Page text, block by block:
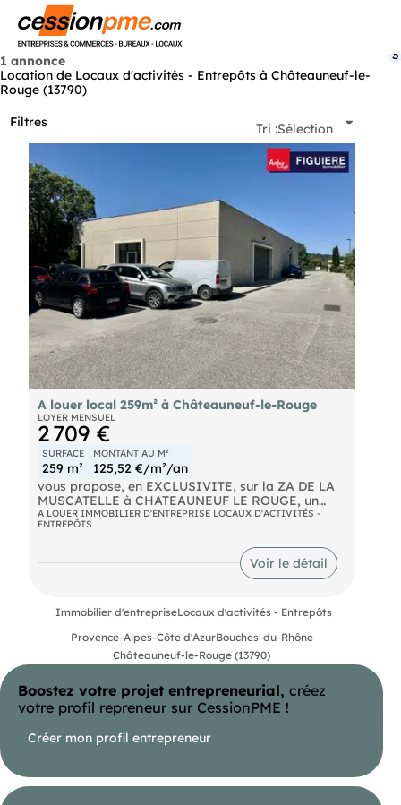
1 annonce
Location de Locaux d'activités - Entrepôts à Châteauneuf-le-
Rouge (13790)
Filtres
3
Tri :Sélection
A louer local 259m² à Châteauneuf-le-Rouge
LOYER MENSUEL
2 709 €
SURFACE
259 m²
MONTANT AU M²
125,52 €/m²/an
vous propose, en EXCLUSIVITE, sur la ZA DE LA
MUSCATELLE à CHATEAUNEUF LE ROUGE, un
local d'activités de 259 m² de plain pied, dont 49
m² de bureaux câblés et climatisés. Bâtiment en
une porte sectionnelle motorisée 6 m (L) x 3 m (H).
Places de parking sur site, accessible par moyens
CANET DE MEYREUIL) SNCF Gare TGV à 15min
A LOUER IMMOBILIER D'ENTREPRISE LOCAUX D'ACTIVITÉS -
ENTREPÔTS
Voir le détail
Immobilier d'entrepriseLocaux d'activités - Entrepôts
Provence-Alpes-Côte d'AzurBouches-du-Rhône
Châteauneuf-le-Rouge (13790)
Boostez votre projet entrepreneurial, créez
votre profil repreneur sur CessionPME !
Créer mon profil entrepreneur